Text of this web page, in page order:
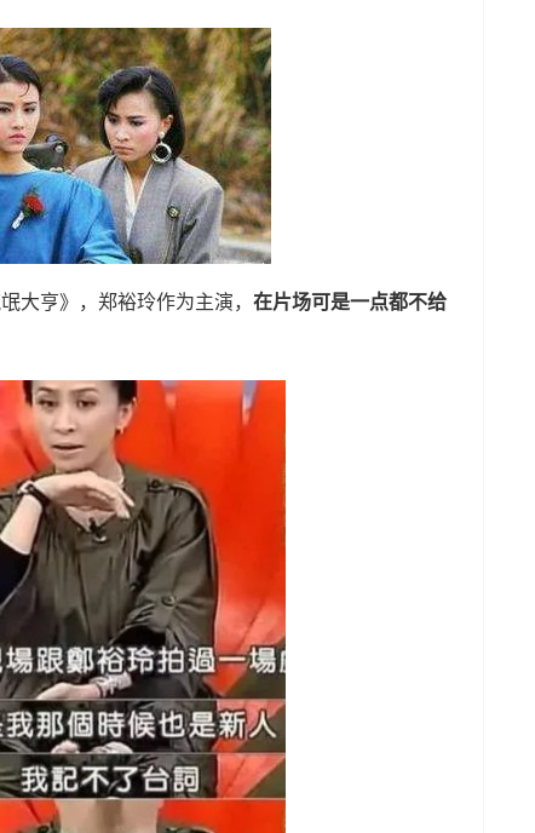
大亨》，郑裕玲作为主演， 在片场可是一点都不给